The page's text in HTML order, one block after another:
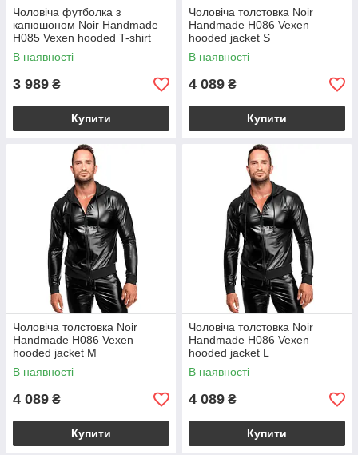
Чоловіча футболка з
капюшоном Noir Handmade
H085 Vexen hooded T-shirt
XXL
В наявності
3 989 ₴
Купити
Чоловіча толстовка Noir
Handmade H086 Vexen
hooded jacket S
В наявності
4 089 ₴
Купити
Чоловіча толстовка Noir
Handmade H086 Vexen
hooded jacket M
В наявності
4 089 ₴
Купити
Чоловіча толстовка Noir
Handmade H086 Vexen
hooded jacket L
В наявності
4 089 ₴
Купити